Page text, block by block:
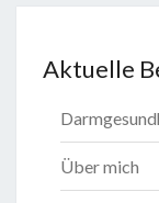
Aktuelle
Über mich